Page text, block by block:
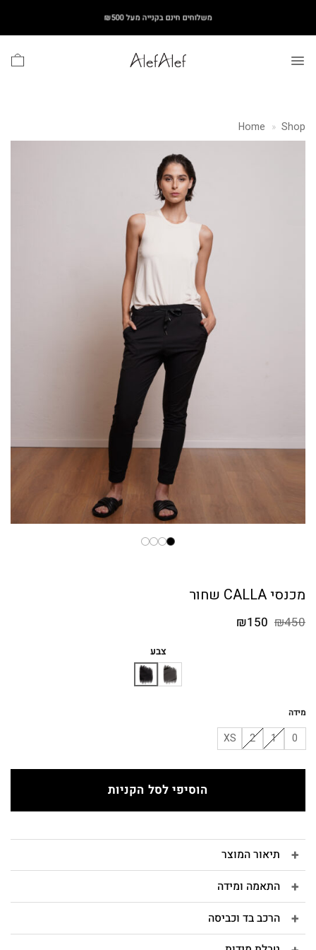
content
משלוחים חינם בקנייה מעל ₪500
Home » Shop
מכנסי CALLA שחור
₪450 המחיר
₪150
צבע
מידה
0
1
2
XS
הוסיפי לסל הקניות
תיאור המוצר
התאמה ומידה
הרכב בד וכביסה